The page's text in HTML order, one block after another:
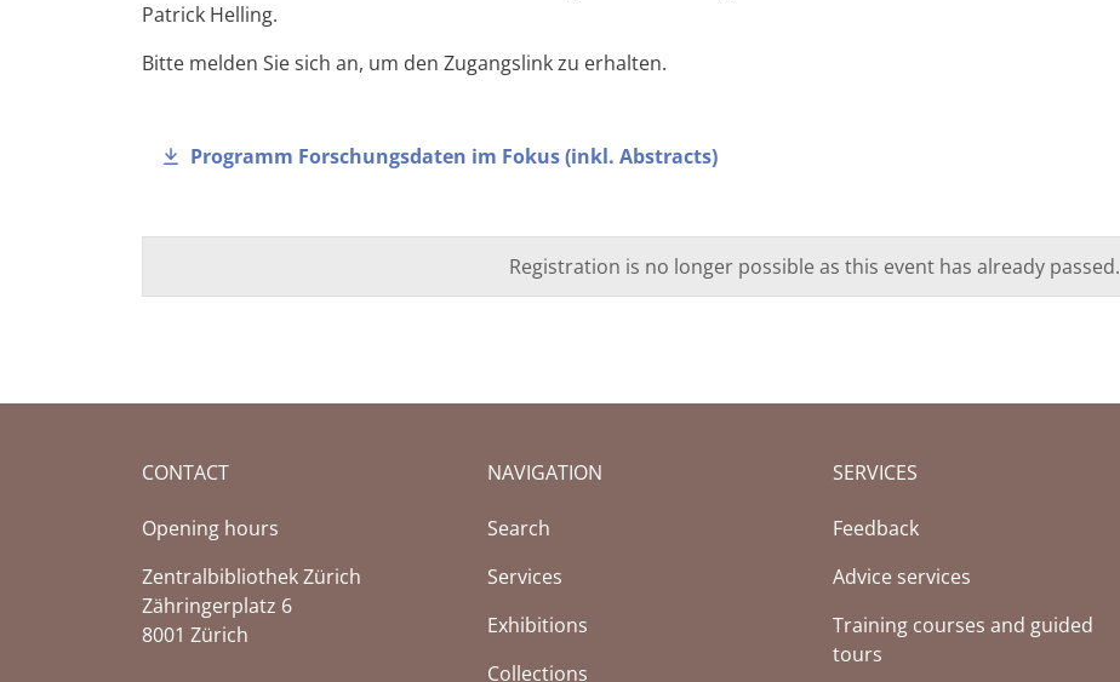
Patrick Helling.
Bitte melden Sie sich an, um den Zugangslink zu erhalten.
Programm Forschungsdaten im Fokus (inkl. Abstracts)
Registration is no longer possible as this event has already passed.
CONTACT
Opening hours
Zentralbibliothek Zürich
Zähringerplatz 6
8001 Zürich
NAVIGATION
Search
Services
Exhibitions
Collections
SERVICES
Feedback
Advice services
Training courses and guided
tours